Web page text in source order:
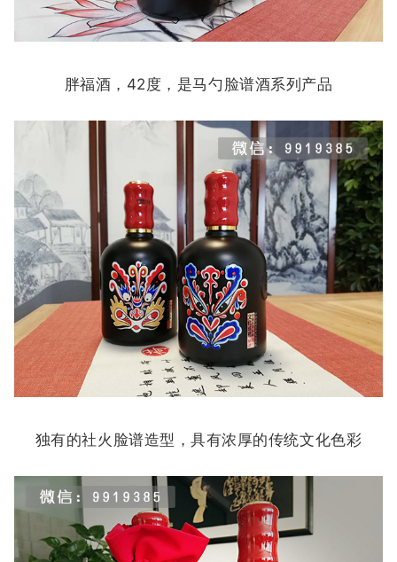
胖福酒，42度，是马勺脸谱酒系列产品
独有的社火脸谱造型，具有浓厚的传统文化色彩